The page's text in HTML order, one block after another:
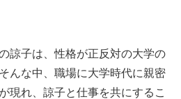
諒子は、性格が正反対の大学の
んな中、職場に大学時代に親密
現れ、諒子と仕事を共にするこ